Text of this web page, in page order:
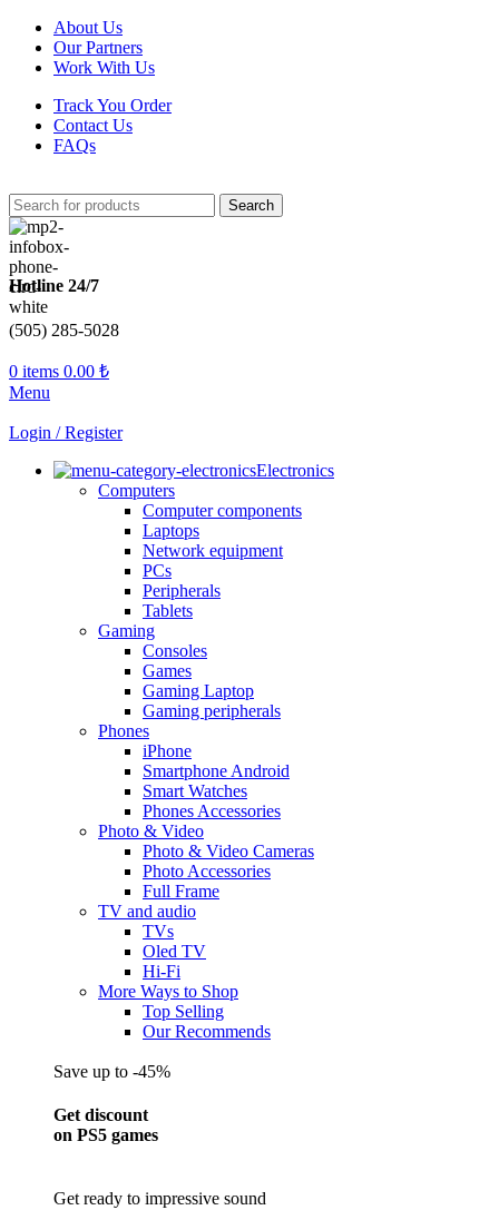
About Us
Our Partners
Work With Us
Track You Order
Contact Us
FAQs
Search
Hotline 24/7
(505) 285-5028
0 items 0.00 ₺
Menu
Login / Register
Electronics
Computers
Computer components
Laptops
Network equipment
PCs
Peripherals
Tablets
Gaming
Consoles
Games
Gaming Laptop
Gaming peripherals
Phones
iPhone
Smartphone Android
Smart Watches
Phones Accessories
Photo & Video
Photo & Video Cameras
Photo Accessories
Full Frame
TV and audio
TVs
Oled TV
Hi-Fi
More Ways to Shop
Top Selling
Our Recommends
Save up to -45%
Get discount
on PS5 games
Get ready to impressive sound